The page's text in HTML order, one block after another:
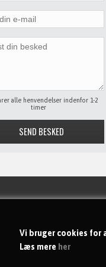
Vi bruger cookies for
Læs mere her
alle henvendelser indenfor 1-2
timer
ApS